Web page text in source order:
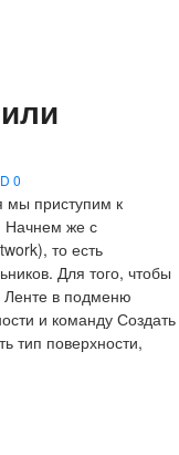
0
мы приступим к
Начнем же с
то есть
Для того, чтобы
Ленте в подменю
и команду Создать
тип поверхности,